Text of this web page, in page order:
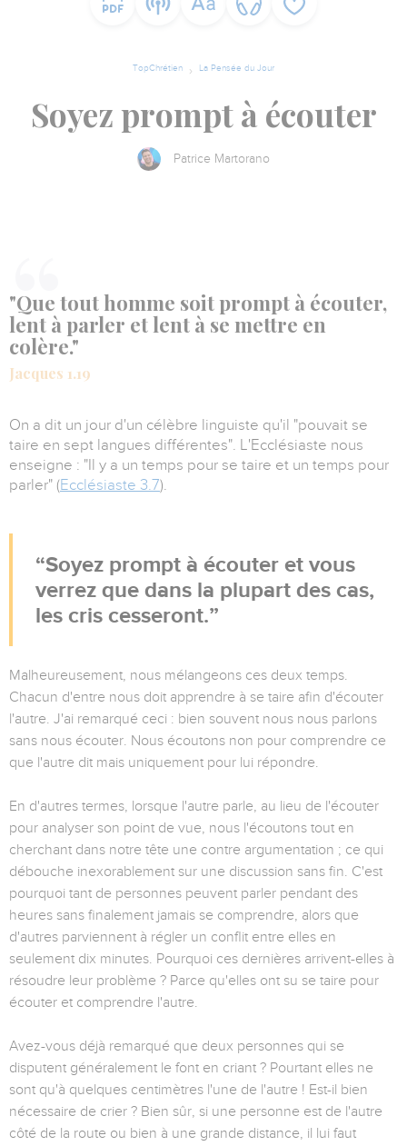
TopChrétien La Pensée du Jour
Soyez prompt à écouter
Patrice Martorano
"Que tout homme soit prompt à écouter,
lent à parler et lent à se mettre en
colère."
Jacques 1.19
On a dit un jour d'un célèbre linguiste qu'il "pouvait se
taire en sept langues différentes". L'Ecclésiaste nous
enseigne : "Il y a un temps pour se taire et un temps pour
parler" (Ecclésiaste 3.7).
Soyez prompt à écouter et vous
verrez que dans la plupart des cas,
les cris cesseront.
Malheureusement, nous mélangeons ces deux temps.
Chacun d'entre nous doit apprendre à se taire afin d'écouter
l'autre. J'ai remarqué ceci : bien souvent nous nous parlons
sans nous écouter. Nous écoutons non pour comprendre ce
que l'autre dit mais uniquement pour lui répondre.
En d'autres termes, lorsque l'autre parle, au lieu de l'écouter
pour analyser son point de vue, nous l'écoutons tout en
cherchant dans notre tête une contre argumentation ; ce qui
débouche inexorablement sur une discussion sans fin. C'est
pourquoi tant de personnes peuvent parler pendant des
heures sans finalement jamais se comprendre, alors que
d'autres parviennent à régler un conflit entre elles en
seulement dix minutes. Pourquoi ces dernières arrivent-elles à
résoudre leur problème ? Parce qu'elles ont su se taire pour
écouter et comprendre l'autre.
Avez-vous déjà remarqué que deux personnes qui se
disputent généralement le font en criant ? Pourtant elles ne
sont qu'à quelques centimètres l'une de l'autre ! Est-il bien
nécessaire de crier ? Bien sûr, si une personne est de l'autre
côté de la route ou bien à une grande distance, il lui faut